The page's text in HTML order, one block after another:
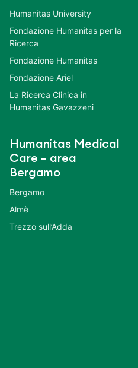
Humanitas University
Fondazione Humanitas per la
Ricerca
Fondazione Humanitas
Fondazione Ariel
La Ricerca Clinica in
Humanitas Gavazzeni
Humanitas Medical
Care – area
Bergamo
Bergamo
Almè
Trezzo sull’Adda